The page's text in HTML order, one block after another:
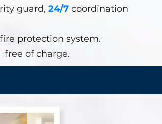
guard,24/7 coordination
protection system.
free of charge.